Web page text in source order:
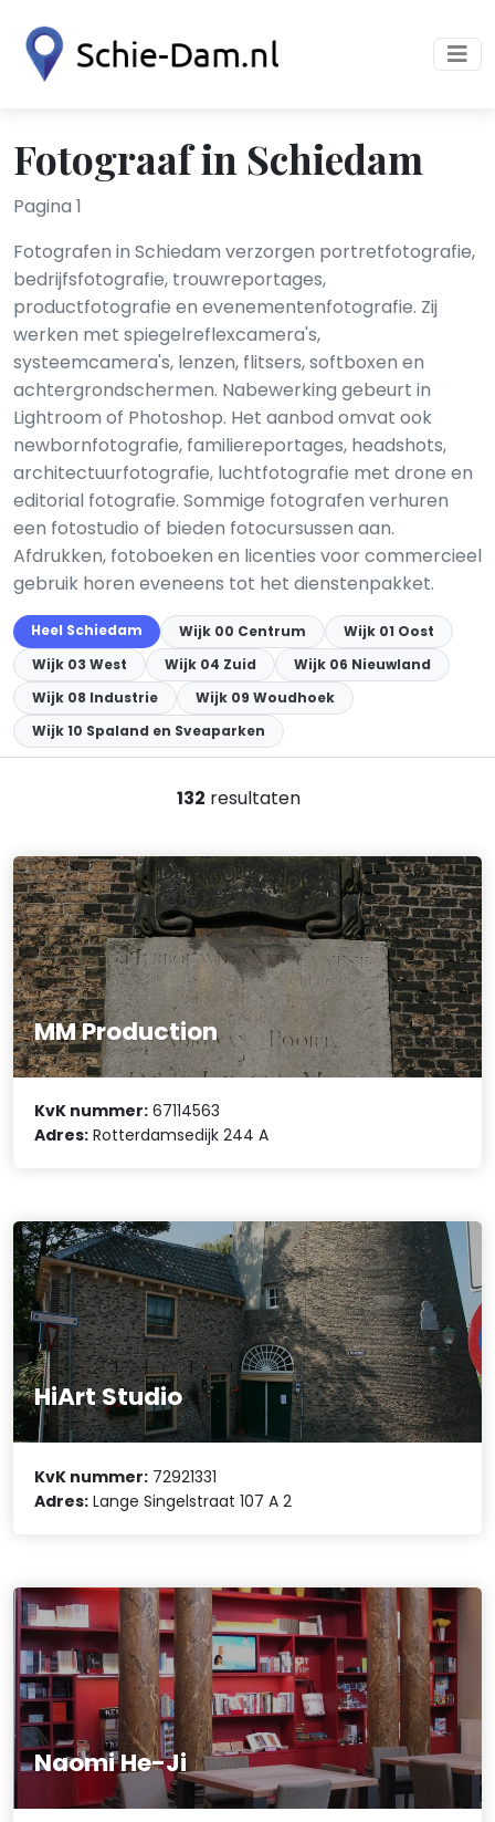
Fotograaf in Schiedam
Pagina 1
Fotografen in Schiedam verzorgen portretfotografie,
bedrijfsfotografie, trouwreportages,
productfotografie en evenementenfotografie. Zij
werken met spiegelreflexcamera's,
systeemcamera's, lenzen, flitsers, softboxen en
achtergrondschermen. Nabewerking gebeurt in
Lightroom of Photoshop. Het aanbod omvat ook
newbornfotografie, familiereportages, headshots,
architectuurfotografie, luchtfotografie met drone en
editorial fotografie. Sommige fotografen verhuren
een fotostudio of bieden fotocursussen aan.
Afdrukken, fotoboeken en licenties voor commercieel
gebruik horen eveneens tot het dienstenpakket.
Heel Schiedam Wijk 00 Centrum
Wijk 01 Oost
Wijk 03 West
Wijk 04 Zuid
Wijk 06 Nieuwland
Wijk 08 Industrie
Wijk 09 Woudhoek
Wijk 10 Spaland en Sveaparken
132 resultaten
MM Production
KvK nummer: 67114563
Adres: Rotterdamsedijk 244 A
HiArt Studio
KvK nummer: 72921331
Adres: Lange Singelstraat 107 A 2
Naomi He-Ji